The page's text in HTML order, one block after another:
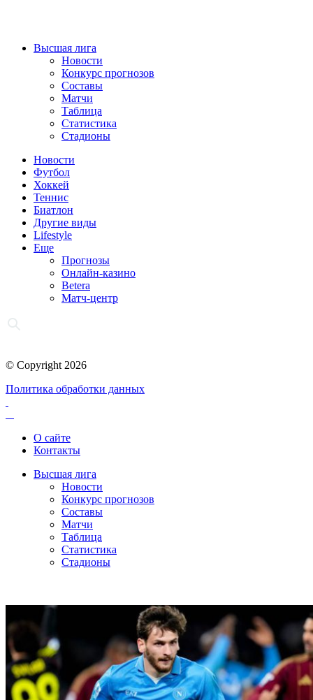
Высшая лига
Новости
Конкурс прогнозов
Составы
Матчи
Таблица
Статистика
Стадионы
Новости
Футбол
Хоккей
Теннис
Биатлон
Другие виды
Lifestyle
Еще
Прогнозы
Онлайн-казино
Betera
Матч-центр
© Copyright 2026
Политика обработки данных
О сайте
Контакты
Высшая лига
Новости
Конкурс прогнозов
Составы
Матчи
Таблица
Статистика
Стадионы